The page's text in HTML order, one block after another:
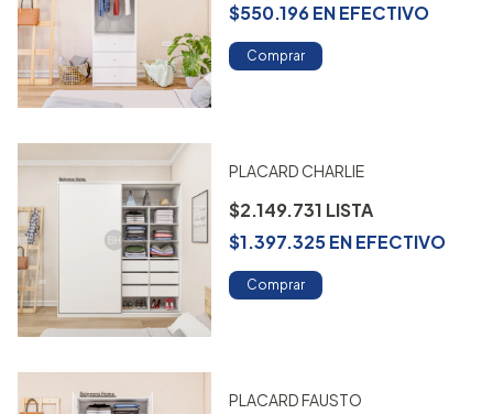
$550.196ENEFECTIVO
Comprar
PLACARD CHARLIE
$2.149.731
$1.397.325ENEFECTIVO
Comprar
PLACARD FAUSTO